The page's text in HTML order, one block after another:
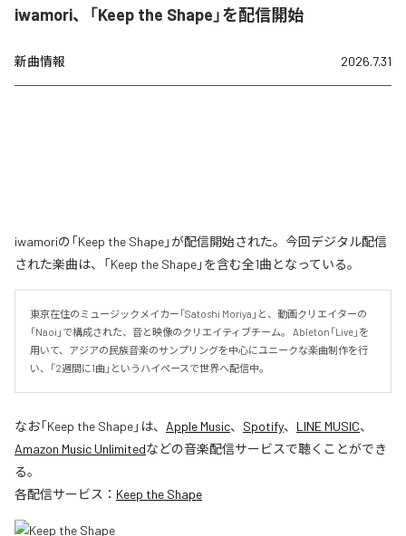
iwamori、「Keep the Shape」を配信開始
新曲情報 2026.7.31
iwamoriの「Keep the Shape」が配信開始された。今回デジタル配信
された楽曲は、「Keep the Shape」を含む全1曲となっている。
東京在住のミュージックメイカー「Satoshi Moriya」と、動画クリエイターの
「Naoi」で構成された、音と映像のクリエイティブチーム。 Ableton「Live」を
用いて、アジアの民族音楽のサンプリングを中心にユニークな楽曲制作を行
い、「2週間に1曲」というハイペースで世界へ配信中。
なお「Keep the Shape」は、 Apple Music、 Spotify、 LINE MUSIC、
Amazon Music Unlimitedなどの音楽配信サービスで聴くことができ
る。
各配信サービス： Keep the Shape